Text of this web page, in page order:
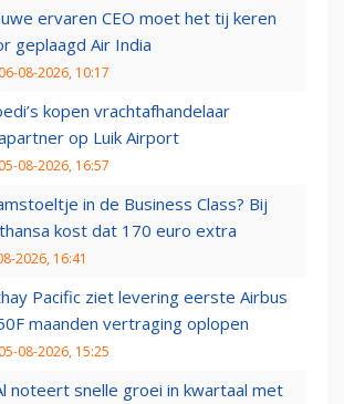
ervaren CEO moet het tij keren
geplaagd Air India
06-08-2026, 10:17
kopen vrachtafhandelaar
op Luik Airport
05-08-2026, 16:57
in de Business Class? Bij
kost dat 170 euro extra
2026, 16:41
Pacific ziet levering eerste Airbus
maanden vertraging oplopen
05-08-2026, 15:25
noteert snelle groei in kwartaal met